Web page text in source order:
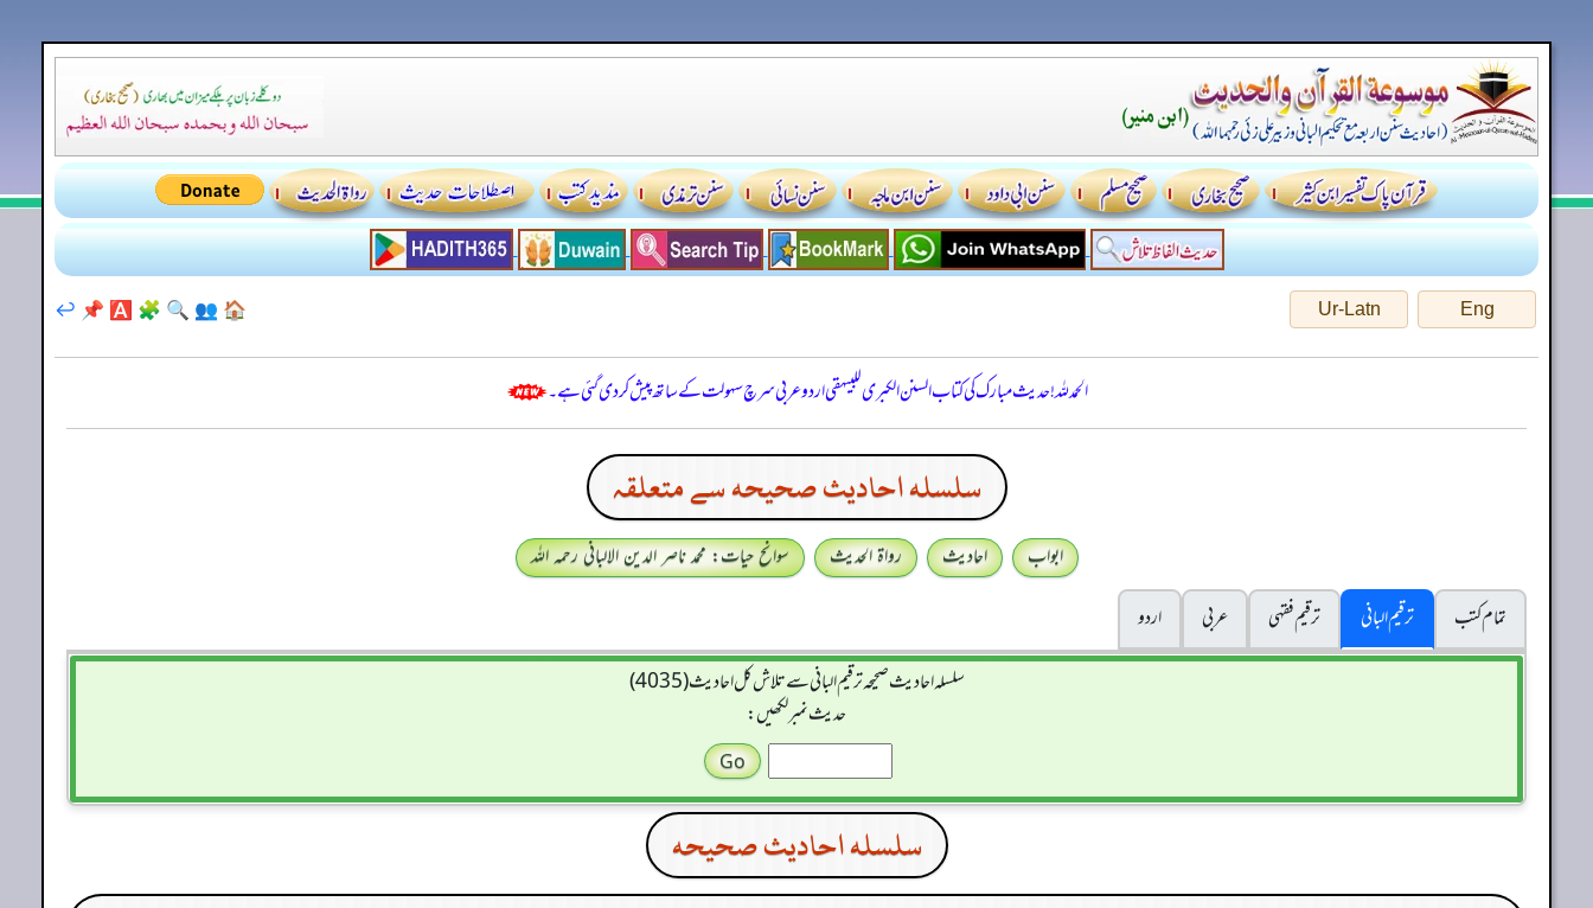
Eng
Ur-Latn
🏠
👥
🔍
🧩
🅰️
📌
↩️
الحمدللہ! حدیث مبارک کی کتاب السنن الكبرى للبيهقي اردو عربی سرچ سہولت کے ساتھ پیش کر دی گئی ہے۔
سلسله احاديث صحيحه سے متعلقہ
ابواب احادیث رواۃ الحدیث
سوانح حیات: محمد ناصر الدین الالبانی رحمہ اللہ
تمام کتب
ترقیم البانی ترقيم فقہی عربی
اردو
سلسله احاديث صحيحه ترقیم البانی سے تلاش کل احادیث (4035)
حدیث نمبر لکھیں:
سلسله احاديث صحيحه